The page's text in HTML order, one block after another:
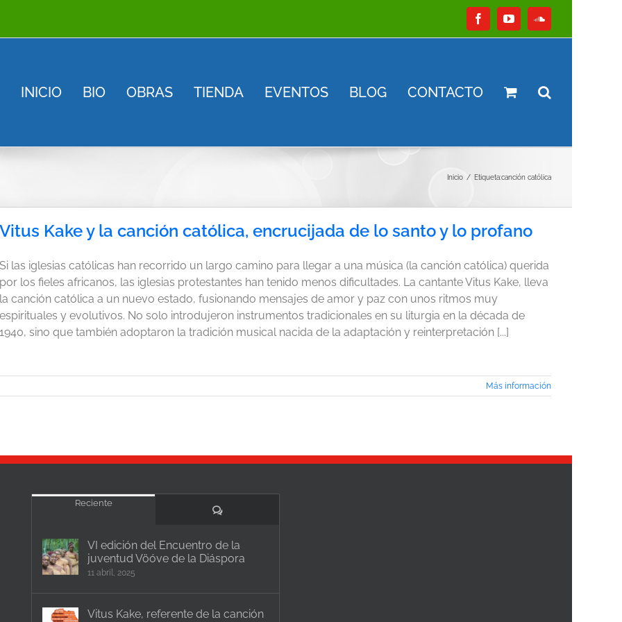
FacebookYouTubeSoundCloud
INICIO BIO OBRAS TIENDA EVENTOS BLOG CONTACTO
Inicio Etiqueta:canción católica
Vitus Kake y la canción católica, encrucijada de lo santo y lo profano
Si las iglesias católicas han recorrido un largo camino para llegar a una música (la canción católica) querida
por los fieles africanos, las iglesias protestantes han tenido menos dificultades. La cantante Vitus Kake, lleva
la canción católica a un nuevo estado, fusionando mensajes de amor y paz con unos ritmos muy
espirituales y evolutivos. No solo introdujeron instrumentos tradicionales en su liturgia en la década de
1940, sino que también adoptaron la tradición musical nacida de la adaptación y reinterpretación [...]
Más información
Reciente
Comentarios
VI edición del Encuentro de la
juventud Vöóve de la Diáspora
11 abril, 2025
Vitus Kake, referente de la canción